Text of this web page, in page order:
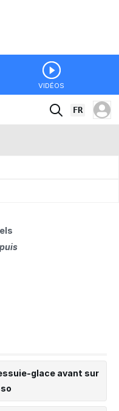
VIDÉOS
FR
glace avant sur